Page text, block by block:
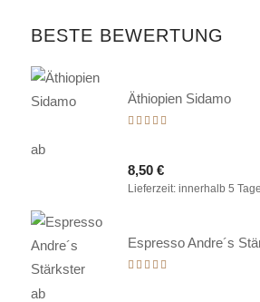
BESTE BEWERTUNG
Äthiopien Sidamo
von 5
ab
8,50 €
Lieferzeit: innerhalb 5
Espresso Andre´s
ab